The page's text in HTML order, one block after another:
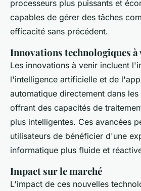
processeurs plus puissants et
capables de gérer des tâches
efficacité sans précédent.
Innovations technologiques à
Les innovations à venir incluent
l'intelligence artificielle et de
automatique directement dans
offrant des capacités de
plus intelligentes. Ces avancées
utilisateurs de bénéficier d'une
informatique plus fluide et
Impact sur le marché
L'impact de ces nouvelles